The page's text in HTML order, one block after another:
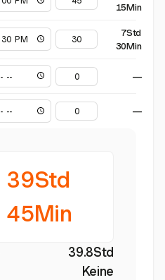
15Min
7Std
30Min
—
—
39Std
45Min
39.8Std
Keine